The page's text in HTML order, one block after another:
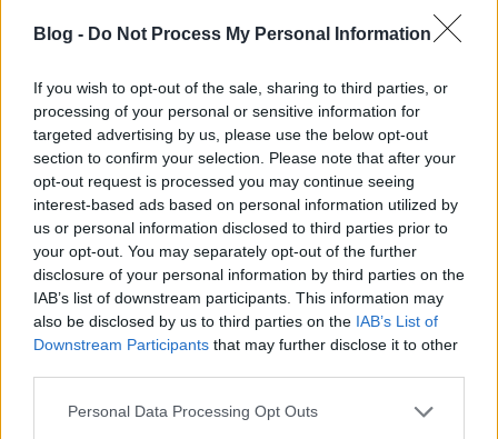
Blog - Do Not Process My Personal Information
If you wish to opt-out of the sale, sharing to third parties, or
processing of your personal or sensitive information for
targeted advertising by us, please use the below opt-out
section to confirm your selection. Please note that after your
opt-out request is processed you may continue seeing
interest-based ads based on personal information utilized by
us or personal information disclosed to third parties prior to
your opt-out. You may separately opt-out of the further
disclosure of your personal information by third parties on the
IAB’s list of downstream participants. This information may
also be disclosed by us to third parties on the IAB’s List of
Downstream Participants that may further disclose it to other
Please note that this website/app uses one or more Google
Personal Data Processing Opt Outs
Én jelenleg maradtam itthon, próbálom mindenféle házi
módszerrel kúrálni magam, mert még ez is jobb, mint a
városban futkározni gyógyszer után. Kedves Praxis blog!
Érdekes dologra kellett ma rájönnöm és szeretném, ha valami
változás lenne ez ügyben, ezért írok. Reggel, amint kinyitottam
a…..
CsakMintTe 2016.01.18 12:28:44
ügyeletes patika. Mert persze, vannak olyan esetek, amikor